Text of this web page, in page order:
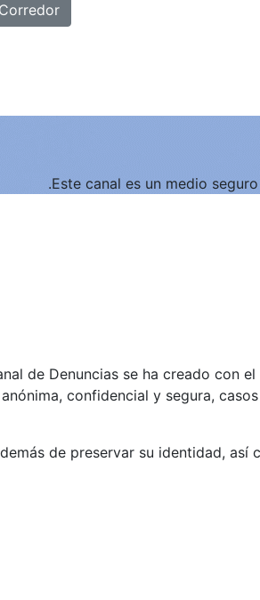
Este canal es un medio
de Denuncias se ha creado con
anónima, confidencial y segura,
de preservar su identidad,